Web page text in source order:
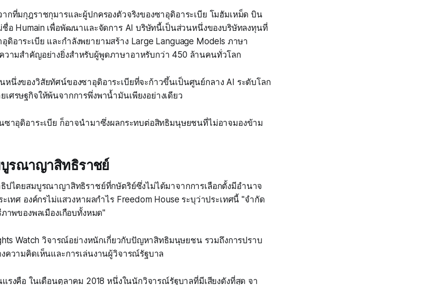
กที่มกุฎราชกุมารและผู้ปกครองตัวจริงของซาอุดิอาระเบีย โมฮัมเหม็ด บิน
อ Humain เพื่อพัฒนาและจัดการ AI บริษัทนี้เป็นส่วนหนึ่งของบริษัทลงทุนที่
ดิอาระเบีย และกำลังพยายามสร้าง Large Language Models ภาษา
วามสำคัญอย่างยิ่งสำหรับผู้พูดภาษาอาหรับกว่า 450 ล้านคนทั่วโลก
หนึ่งของวิสัยทัศน์ของซาอุดิอาระเบียที่จะก้าวขึ้นเป็นศูนย์กลาง AI ระดับโลก
ศรษฐกิจให้พ้นจากการพึ่งพาน้ำมันเพียงอย่างเดียว
าอุดิอาระเบีย ก็อาจนำมาซึ่งผลกระทบต่อสิทธิมนุษยชนที่ไม่อาจมองข้าม
รณาญาสิทธิราชย์
ปไตยสมบูรณาญาสิทธิราชย์ที่กษัตริย์ซึ่งไม่ได้มาจากการเลือกตั้งมีอำนาจ
ะเทศ องค์กรไม่แสวงหาผลกำไร Freedom House ระบุว่าประเทศนี้ "จำกัด
าพของพลเมืองเกือบทั้งหมด"
Watch วิจารณ์อย่างหนักเกี่ยวกับปัญหาสิทธิมนุษยชน รวมถึงการปราบ
ความคิดเห็นและการเล่นงานผู้วิจารณ์รัฐบาล
รงคือ ในเดือนตุลาคม 2018 หนึ่งในนักวิจารณ์รัฐบาลที่มีเสียงดังที่สุด จา